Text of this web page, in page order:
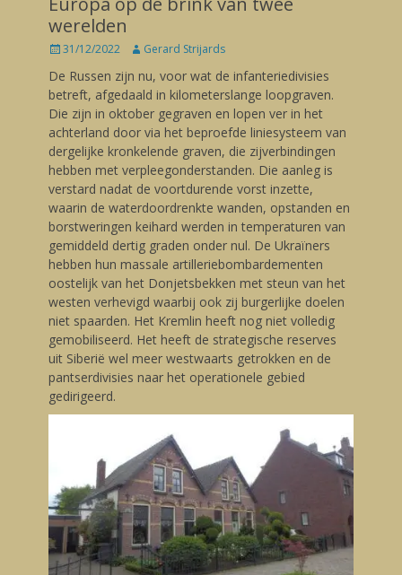
werelden
Posted
31/12/2022 Author
Gerard Strijards
De Russen zijn nu, voor wat de infanteriedivisies
betreft, afgedaald in kilometerslange loopgraven.
Die zijn in oktober gegraven en lopen ver in het
achterland door via het beproefde liniesysteem van
dergelijke kronkelende graven, die zijverbindingen
hebben met verpleegonderstanden. Die aanleg is
verstard nadat de voortdurende vorst inzette,
waarin de waterdoordrenkte wanden, opstanden en
borstweringen keihard werden in temperaturen van
gemiddeld dertig graden onder nul. De Ukraïners
hebben hun massale artilleriebombardementen
oostelijk van het Donjetsbekken met steun van het
westen verhevigd waarbij ook zij burgerlijke doelen
niet spaarden. Het Kremlin heeft nog niet volledig
gemobiliseerd. Het heeft de strategische reserves
uit Siberië wel meer westwaarts getrokken en de
pantserdivisies naar het operationele gebied
gedirigeerd.